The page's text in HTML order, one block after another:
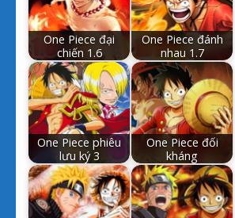
One Piece đại
chiến 1.6
One Piece đánh
nhau 1.7
One Piece phiêu
lưu ký 3
One Piece đối
kháng